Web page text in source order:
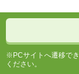
※PCサイトへ遷移で
ください。